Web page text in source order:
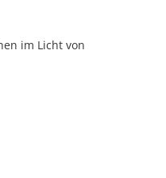
im Licht von